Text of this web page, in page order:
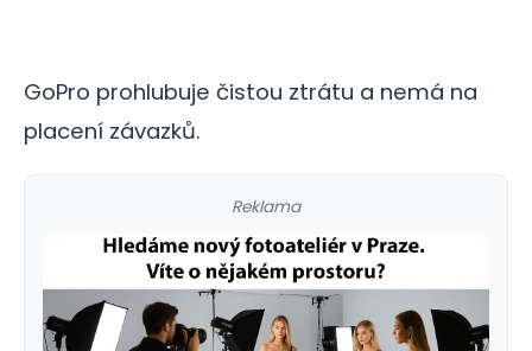
GoPro prohlubuje čistou ztrátu a nemá na
placení závazků.
Reklama